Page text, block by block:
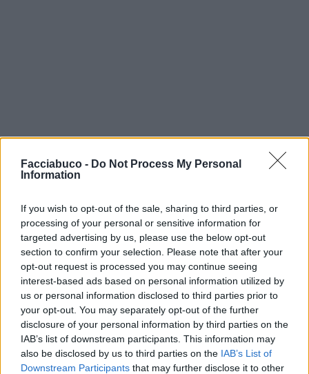
Facciabuco - Do Not Process My Personal
Information
If you wish to opt-out of the sale, sharing to third parties, or
processing of your personal or sensitive information for
targeted advertising by us, please use the below opt-out
section to confirm your selection. Please note that after your
opt-out request is processed you may continue seeing
interest-based ads based on personal information utilized by
us or personal information disclosed to third parties prior to
your opt-out. You may separately opt-out of the further
disclosure of your personal information by third parties on the
IAB’s list of downstream participants. This information may
also be disclosed by us to third parties on the IAB’s List of
Downstream Participants that may further disclose it to other
VorreiAggiungere:
Animazione Leggerissima (0.04 Mb)
1 Ottobre 2024 alle ore 14:46
·Ti stimo· Rispondi